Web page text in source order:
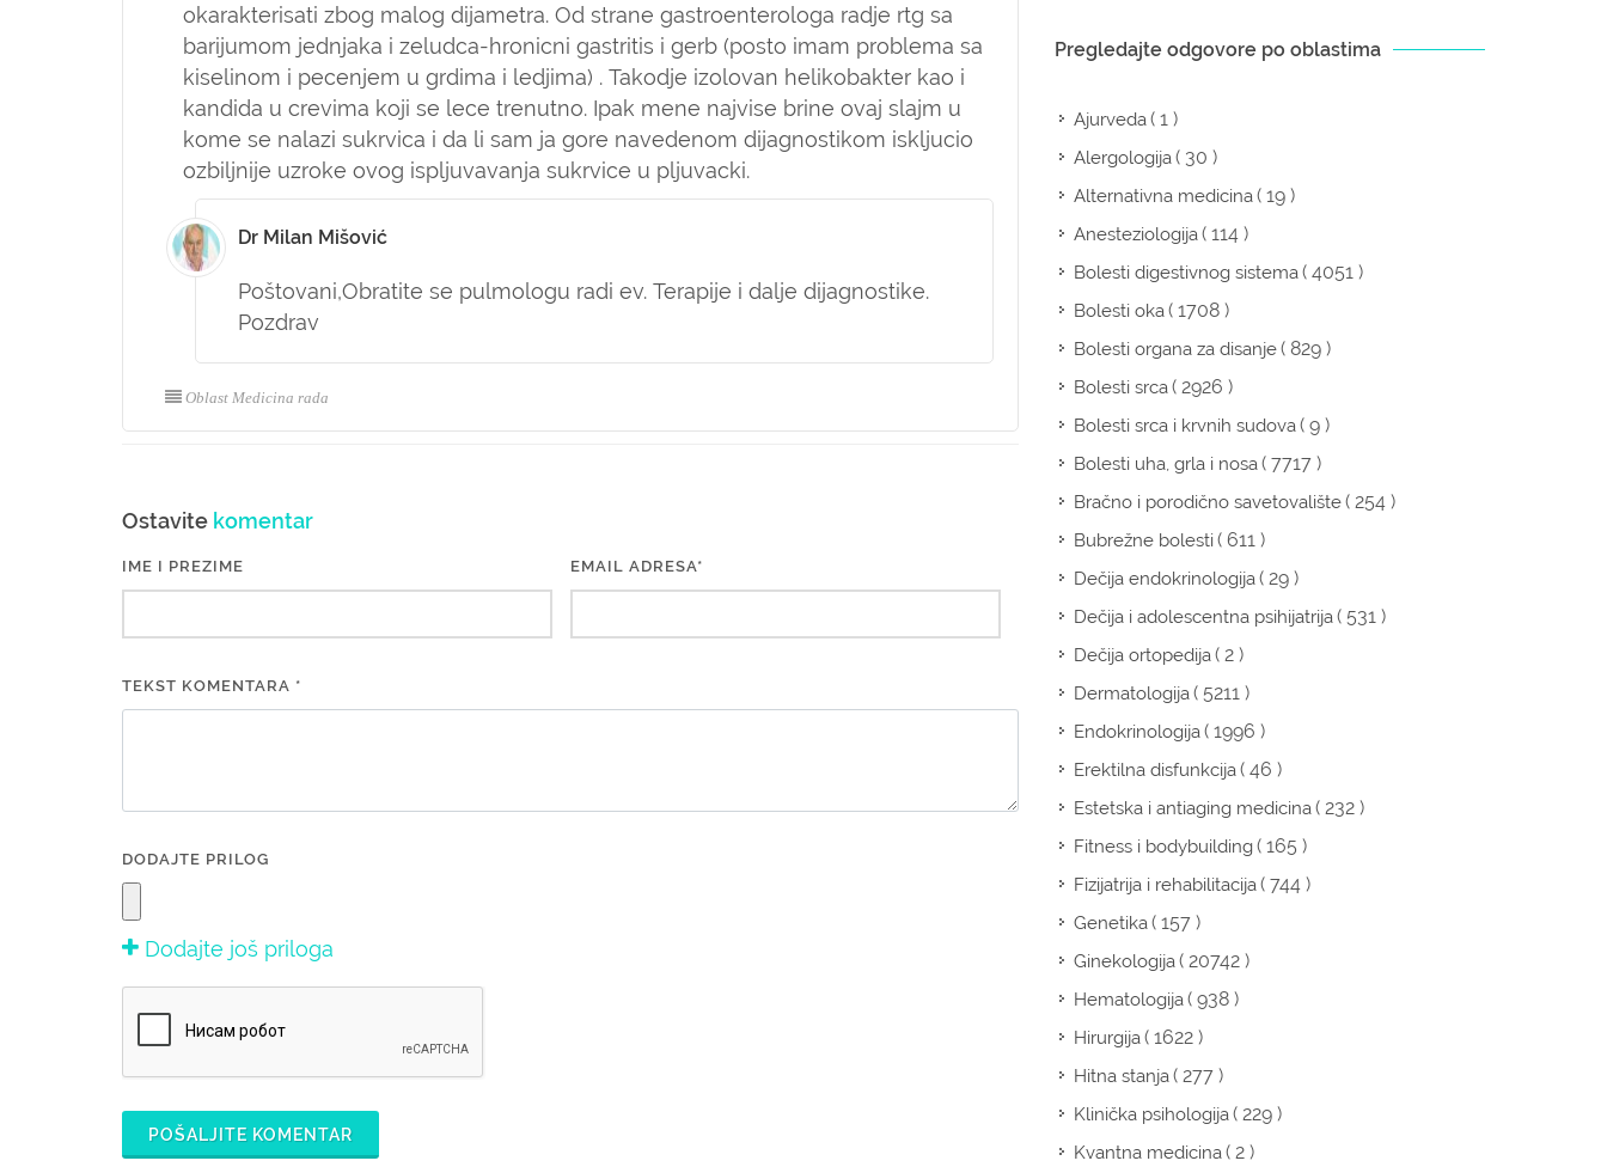
okarakterisati zbog malog dijametra. Od strane gastroenterologa radje rtg sa
barijumom jednjaka i zeludca-hronicni gastritis i gerb (posto imam problema sa
kiselinom i pecenjem u grdima i ledjima) . Takodje izolovan helikobakter kao i
kandida u crevima koji se lece trenutno. Ipak mene najvise brine ovaj slajm u
kome se nalazi sukrvica i da li sam ja gore navedenom dijagnostikom iskljucio
ozbiljnije uzroke ovog ispljuvavanja sukrvice u pljuvacki.
Dr Milan Mišović
Poštovani,Obratite se pulmologu radi ev. Terapije i dalje dijagnostike.
Pozdrav
Oblast Medicina rada
Ostavite komentar
IME I PREZIME EMAIL ADRESA*
TEKST KOMENTARA *
DODAJTE PRILOG
Dodajte još priloga
POŠALJITE KOMENTAR
Pregledajte odgovore po oblastima
Ajurveda( 1 )
Alergologija( 30 )
Alternativna medicina( 19 )
Anesteziologija( 114 )
Bolesti digestivnog sistema( 4051 )
Bolesti oka( 1708 )
Bolesti organa za disanje( 829 )
Bolesti srca( 2926 )
Bolesti srca i krvnih sudova( 9 )
Bolesti uha, grla i nosa( 7717 )
Bračno i porodično savetovalište( 254 )
Bubrežne bolesti( 611 )
Dečija endokrinologija( 29 )
Dečija i adolescentna psihijatrija( 531 )
Dečija ortopedija( 2 )
Dermatologija( 5211 )
Endokrinologija( 1996 )
Erektilna disfunkcija( 46 )
Estetska i antiaging medicina( 232 )
Fitness i bodybuilding( 165 )
Fizijatrija i rehabilitacija( 744 )
Genetika( 157 )
Ginekologija( 20742 )
Hematologija( 938 )
Hirurgija( 1622 )
Hitna stanja( 277 )
Klinička psihologija( 229 )
Kvantna medicina( 2 )